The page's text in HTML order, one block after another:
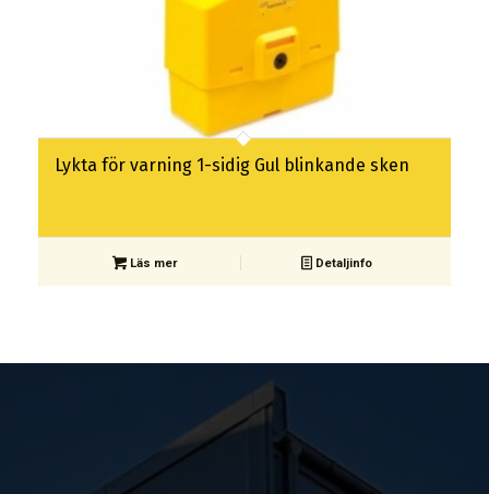
Lykta för varning 1-sidig Gul blinkande sken
Läs mer Detaljinfo